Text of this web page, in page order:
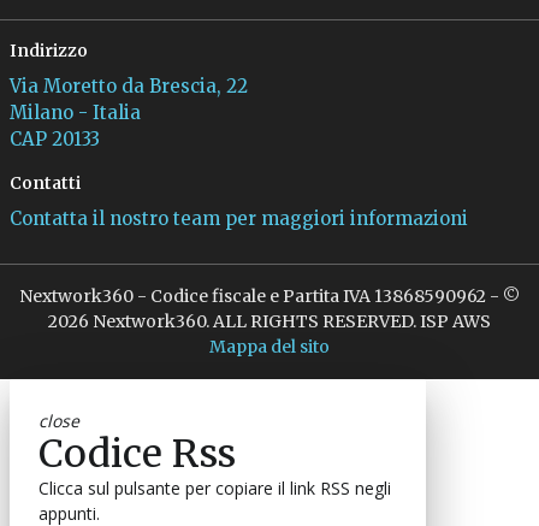
Indirizzo
Via Moretto da Brescia, 22
Milano - Italia
CAP 20133
Contatti
Contatta il nostro team per maggiori informazioni
Nextwork360 - Codice fiscale e Partita IVA 13868590962 - ©
2026 Nextwork360. ALL RIGHTS RESERVED. ISP AWS
Mappa del sito
close
Codice Rss
Clicca sul pulsante per copiare il link RSS negli
appunti.